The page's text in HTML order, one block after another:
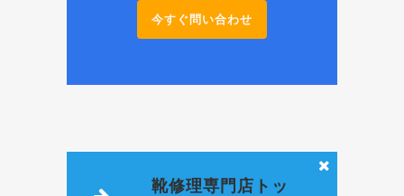
今すぐ問い合わせ
靴修理専門店トッ